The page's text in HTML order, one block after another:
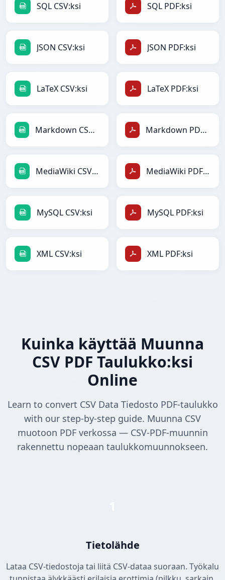
SQL CSV:ksi SQL PDF:ksi
JSON CSV:ksi JSON PDF:ksi
LaTeX CSV:ksi LaTeX PDF:ksi
Markdown CSV:ksi Markdown PDF:ksi
MediaWiki CSV:ksi MediaWiki PDF:ksi
MySQL CSV:ksi MySQL PDF:ksi
XML CSV:ksi XML PDF:ksi
Kuinka käyttää Muunna
CSV PDF Taulukko:ksi
Online
Learn to convert CSV Data Tiedosto PDF-taulukko
with our step-by-step guide. Muunna CSV
muotoon PDF verkossa — CSV-PDF-muunnin
rakennettu nopeaan taulukkomuunnokseen.
Tietolähde
Lataa CSV-tiedostoja tai liitä CSV-dataa suoraan. Työkalu